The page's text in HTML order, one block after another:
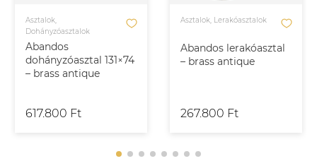
Abandos
dohányzóasztal 131×74
– brass antique
Asztalok,
Dohányzóasztalok
617.800 Ft
Abandos lerakóasztal
– brass antique
Asztalok, Lerakóasztalok
267.800 Ft